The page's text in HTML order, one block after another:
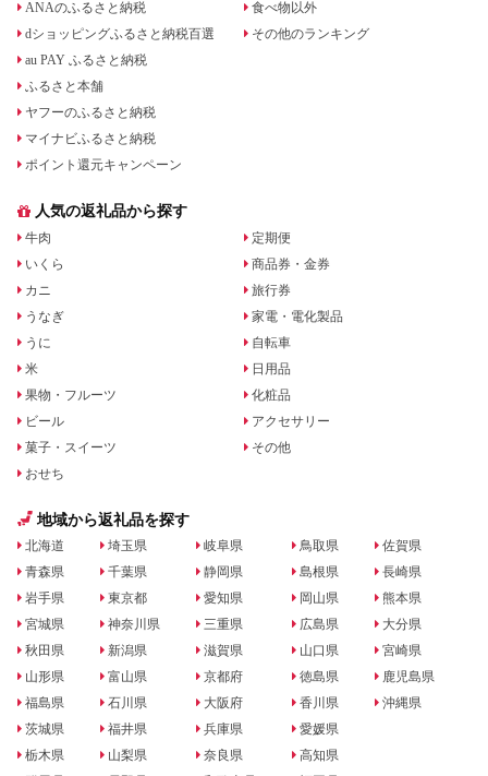
ANAのふるさと納税
dショッピングふるさと納税百選
au PAY ふるさと納税
ふるさと本舗
ヤフーのふるさと納税
マイナビふるさと納税
ポイント還元キャンペーン
食べ物以外
その他のランキング
人気の返礼品から探す
牛肉
いくら
カニ
うなぎ
うに
米
果物・フルーツ
ビール
菓子・スイーツ
おせち
定期便
商品券・金券
旅行券
家電・電化製品
自転車
日用品
化粧品
アクセサリー
その他
地域から返礼品を探す
北海道
青森県
岩手県
宮城県
秋田県
山形県
福島県
茨城県
栃木県
埼玉県
千葉県
東京都
神奈川県
新潟県
富山県
石川県
福井県
山梨県
岐阜県
静岡県
愛知県
三重県
滋賀県
京都府
大阪府
兵庫県
奈良県
鳥取県
島根県
岡山県
広島県
山口県
徳島県
香川県
愛媛県
高知県
佐賀県
長崎県
熊本県
大分県
宮崎県
鹿児島県
沖縄県